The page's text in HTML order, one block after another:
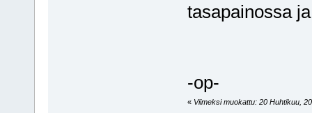
tasapainossa
-op-
« Viimeksi muokattu: 20 Huhtikuu,